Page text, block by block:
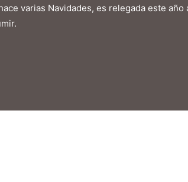
varias Navidades, es relegada este